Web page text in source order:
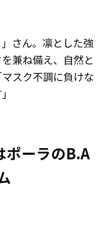
さん。凛とした強
兼ね備え、自然と
スク不調に負けな
ポーラのB.A